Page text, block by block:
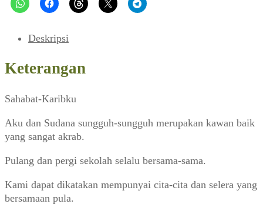
dan
(PANTJAWARNA_No.
02
November
Deskripsi
Keterangan
Sahabat-Karibku
Aku dan Sudana sungguh-sungguh merupakan kawan baik
yang sangat akrab.
Pulang dan pergi sekolah selalu bersama-sama.
Kami dapat dikatakan mempunyai cita-cita dan selera yang
bersamaan pula.